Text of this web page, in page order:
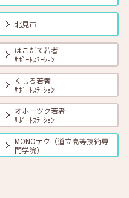
者 学生
イプ別「対人ストレス」を減
者 学生
まさら聞けないビジネスマナ
者 学生 求職者
ミュニケーション 報・連・
北見市
はこだて若者
ｻﾎﾟｰﾄｽﾃｰｼｮﾝ
くしろ若者
ｻﾎﾟｰﾄｽﾃｰｼｮﾝ
オホーツク若者
ｻﾎﾟｰﾄｽﾃｰｼｮﾝ
MONOテク（道立高等技術専
門学院）